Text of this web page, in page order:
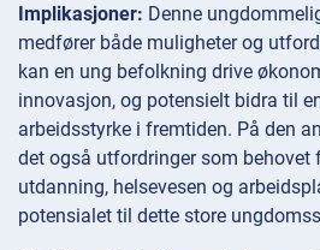
Implikasjoner: Denne
medfører både muligheter og
kan en ung befolkning drive
innovasjon, og potensielt bidra til
arbeidsstyrke i fremtiden. På den
det også utfordringer som behovet
utdanning, helsevesen og
potensialet til dette store